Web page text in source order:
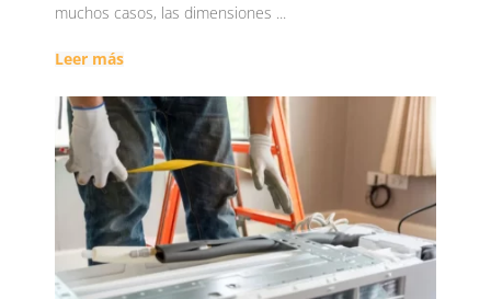
muchos casos, las dimensiones ...
Leer más